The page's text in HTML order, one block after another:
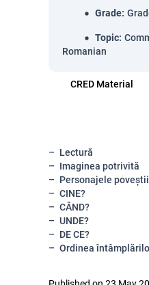
Grade:
Topic:
Romanian
CRED Material
Lectură
Imaginea potrivită
Personajele poveștii
CINE?
CÂND?
UNDE?
DE CE?
Ordinea